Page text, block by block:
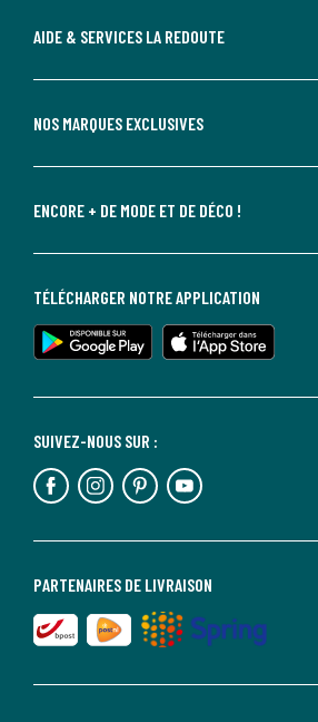
AIDE & SERVICES LA REDOUTE
NOS MARQUES EXCLUSIVES
ENCORE + DE MODE ET DE DÉCO !
PARTENAIRES DE LIVRAISON
SUIVEZ-NOUS SUR :
TÉLÉCHARGER NOTRE APPLICATION